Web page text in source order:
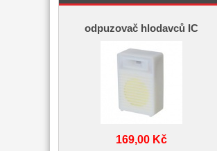
odpuzovač hlodavců IC
169,00 Kč